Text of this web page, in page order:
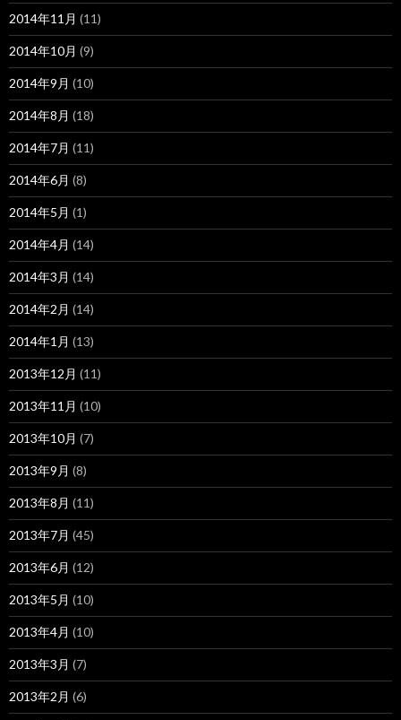
2014年11月 (11)
2014年10月 (9)
2014年9月 (10)
2014年8月 (18)
2014年7月 (11)
2014年6月 (8)
2014年5月 (1)
2014年4月 (14)
2014年3月 (14)
2014年2月 (14)
2014年1月 (13)
2013年12月 (11)
2013年11月 (10)
2013年10月 (7)
2013年9月 (8)
2013年8月 (11)
2013年7月 (45)
2013年6月 (12)
2013年5月 (10)
2013年4月 (10)
2013年3月 (7)
2013年2月 (6)